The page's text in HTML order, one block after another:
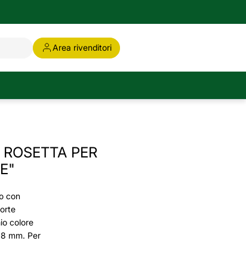
Area rivenditori
PER
con
colore
mm. Per